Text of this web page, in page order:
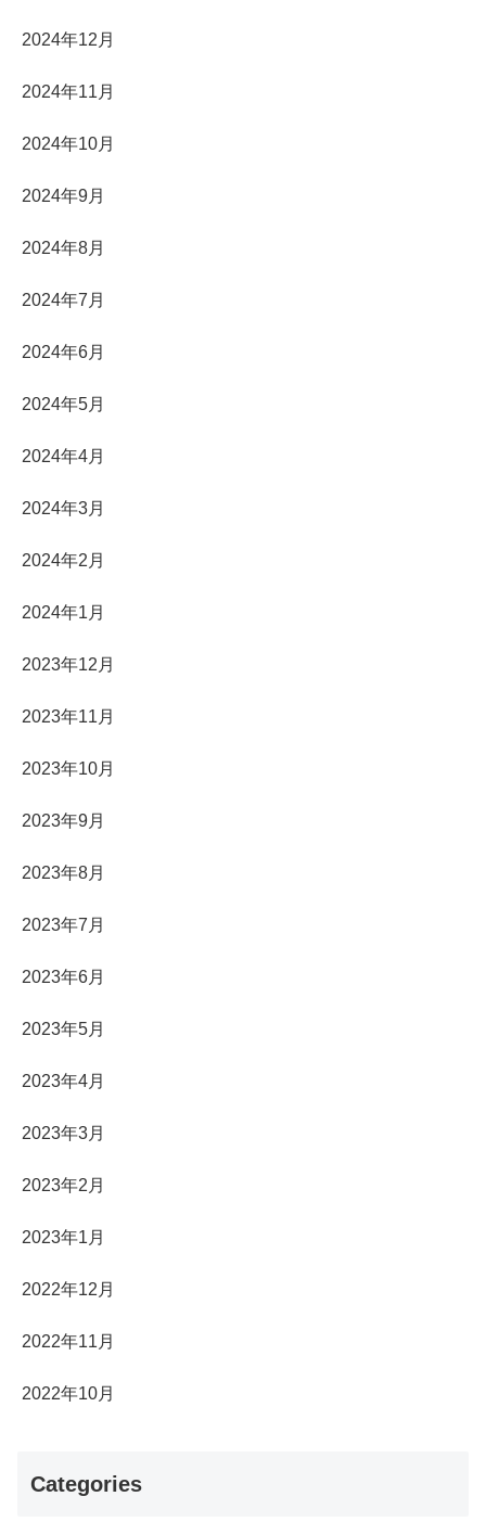
2024年12月
2024年11月
2024年10月
2024年9月
2024年8月
2024年7月
2024年6月
2024年5月
2024年4月
2024年3月
2024年2月
2024年1月
2023年12月
2023年11月
2023年10月
2023年9月
2023年8月
2023年7月
2023年6月
2023年5月
2023年4月
2023年3月
2023年2月
2023年1月
2022年12月
2022年11月
2022年10月
Categories